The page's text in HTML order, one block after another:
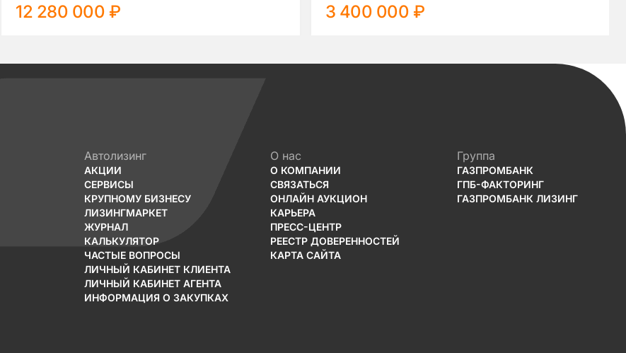
12 280 000 ₽ 3 400 000 ₽
Автолизинг
АКЦИИ
СЕРВИСЫ
КРУПНОМУ БИЗНЕСУ
ЛИЗИНГМАРКЕТ
ЖУРНАЛ
КАЛЬКУЛЯТОР
ЧАСТЫЕ ВОПРОСЫ
ЛИЧНЫЙ КАБИНЕТ КЛИЕНТА
ЛИЧНЫЙ КАБИНЕТ АГЕНТА
ИНФОРМАЦИЯ О ЗАКУПКАХ
О нас
О КОМПАНИИ
СВЯЗАТЬСЯ
ОНЛАЙН АУКЦИОН
КАРЬЕРА
ПРЕСС-ЦЕНТР
РЕЕСТР ДОВЕРЕННОСТЕЙ
КАРТА САЙТА
Группа
ГАЗПРОМБАНК
ГПБ-ФАКТОРИНГ
ГАЗПРОМБАНК ЛИЗИНГ